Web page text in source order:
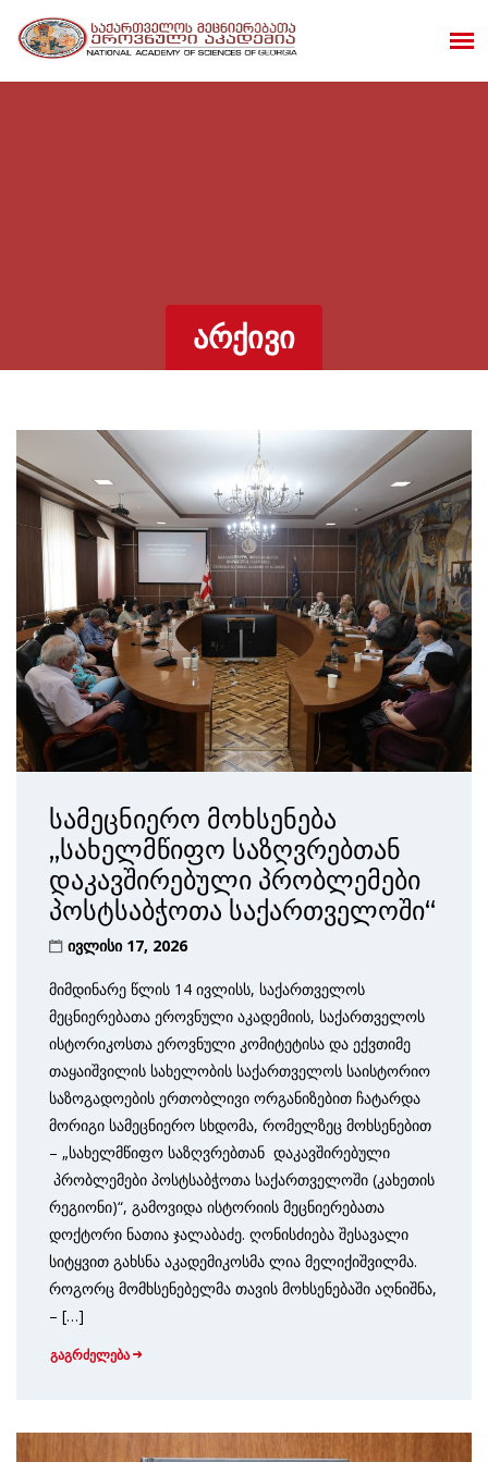
ᲐᲠᲥᲘᲕᲘ
სამეცნიერო მოხსენება
„სახელმწიფო საზღვრებთან
დაკავშირებული პრობლემები
პოსტსაბჭოთა საქართველოში“
ივლისი 17, 2026
მიმდინარე წლის 14 ივლისს, საქართველოს
მეცნიერებათა ეროვნული აკადემიის, საქართველოს
ისტორიკოსთა ეროვნული კომიტეტისა და ექვთიმე
თაყაიშვილის სახელობის საქართველოს საისტორიო
საზოგადოების ერთობლივი ორგანიზებით ჩატარდა
მორიგი სამეცნიერო სხდომა, რომელზეც მოხსენებით
– „სახელმწიფო საზღვრებთან დაკავშირებული
პრობლემები პოსტსაბჭოთა საქართველოში (კახეთის
რეგიონი)“, გამოვიდა ისტორიის მეცნიერებათა
დოქტორი ნათია ჯალაბაძე. ღონისძიება შესავალი
სიტყვით გახსნა აკადემიკოსმა ლია მელიქიშვილმა.
როგორც მომხსენებელმა თავის მოხსენებაში აღნიშნა,
– […]
გაგრძელება